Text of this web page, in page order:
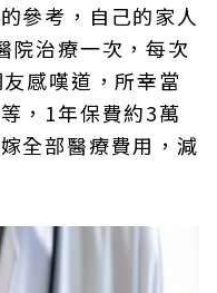
參考，自己的家人
院治療一次，每次
感嘆道，所幸當
，1年保費約3萬
全部醫療費用，減